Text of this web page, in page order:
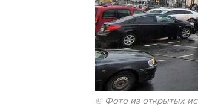
© Фото из открытых